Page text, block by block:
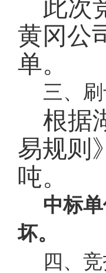
此次
黄冈公
单。
三、
根据
易规则
吨。
中标
坏。
四、